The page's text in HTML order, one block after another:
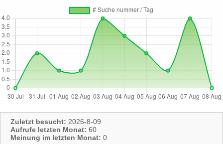
Zuletzt besucht: 2026-8-09
Aufrufe letzten Monat: 60
Meinung im letzten Monat: 0